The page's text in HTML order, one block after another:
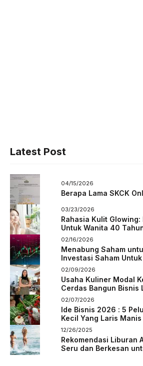
Latest Post
04/15/2026
Berapa Lama SKCK
03/23/2026
Rahasia Kulit
Untuk Wanita 40
02/16/2026
Menabung Saham
Investasi Saham
02/09/2026
Usaha Kuliner Modal
Cerdas Bangun Bisnis
Persaingan
02/07/2026
Ide Bisnis 2026 : 5
Kecil Yang Laris
12/26/2025
Rekomendasi Liburan
Seru dan Berkesan